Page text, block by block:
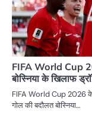
FIFA World Cup
बोस्निया के खिलाफ
FIFA World Cup 2026 के
गोल की बदौलत बोस्निया…